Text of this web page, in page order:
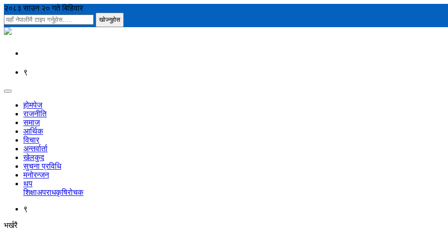
२०८३ साउन २० गते बिहिवार
९
होमपेज
राजनीति
समाज
आर्थिक
विचार
अन्तर्वार्ता
खेलकुद
सुचना प्रविधि
मनोरन्जन
थप
शिक्षाअपराधकृषिरोचक
९
भर्खरै